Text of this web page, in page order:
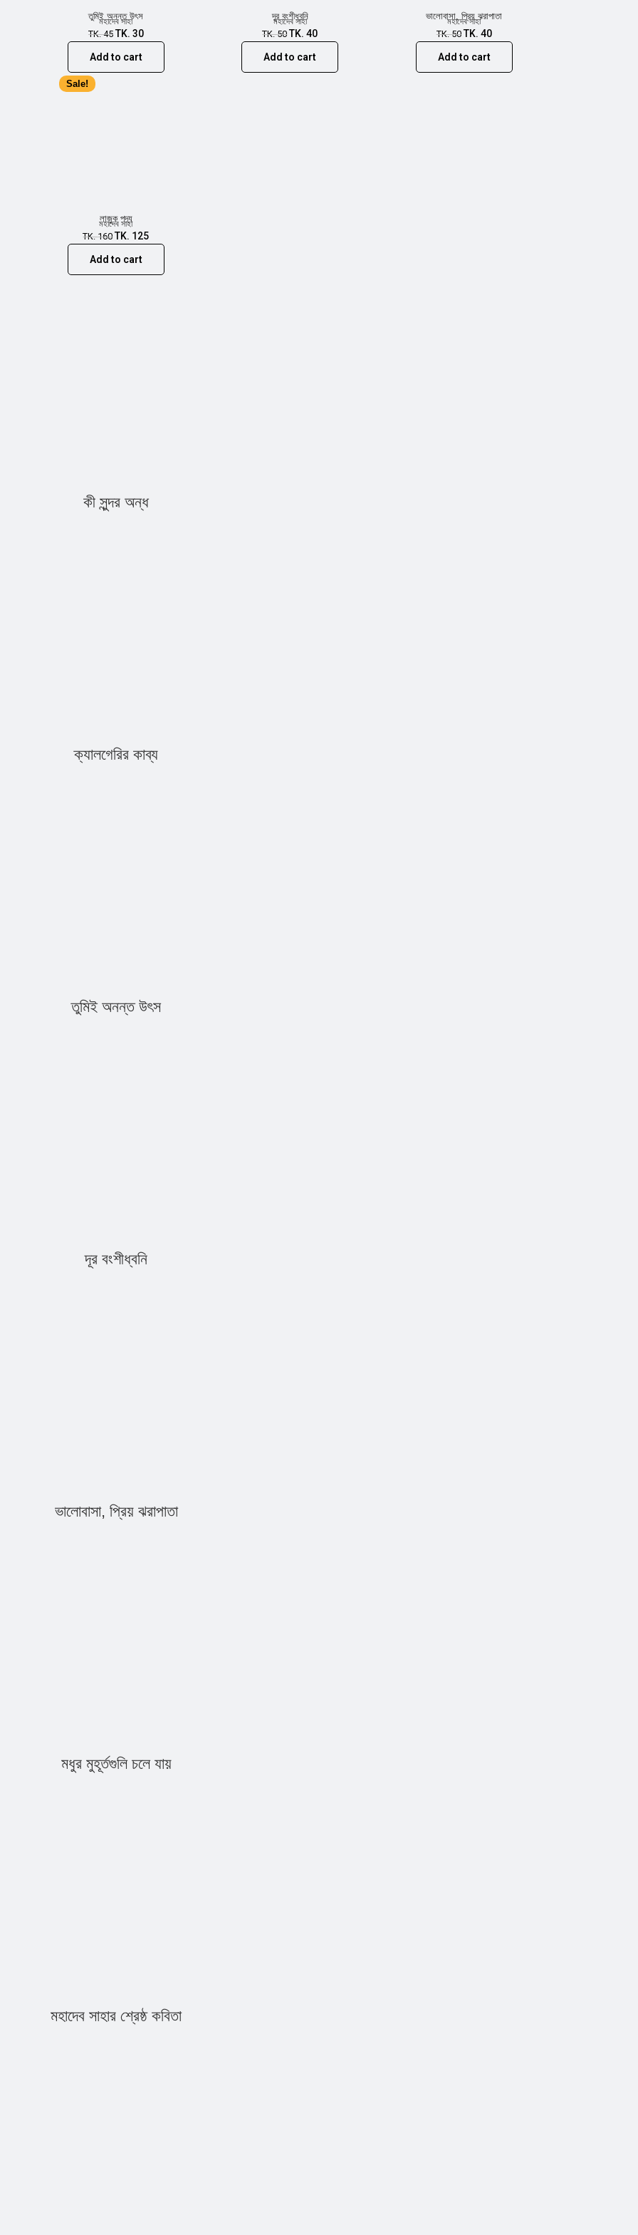
তুমিই অনন্ত উৎস
মহাদেব সাহা
TK.45 TK. 30
Add to cart
দূর বংশীধ্বনি
মহাদেব সাহা
TK.50 TK.40
Add to cart
ভালোবাসা, প্রিয় ঝরাপাতা
মহাদেব সাহা
TK.50 TK. 40
Add to cart
Sale!
লাজুক পদ্য
মহাদেব সাহা
TK.160 TK. 125
Add to cart
কী সুন্দর অন্ধ
ক্যালগেরির কাব্য
তুমিই অনন্ত উৎস
দূর বংশীধ্বনি
ভালোবাসা, প্রিয় ঝরাপাতা
মধুর মুহূর্তগুলি চলে যায়
মহাদেব সাহার শ্রেষ্ঠ কবিতা